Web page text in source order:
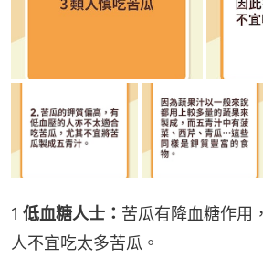
1 低血糖人士： 苦瓜有降血糖作用
人不宜吃太多苦瓜。